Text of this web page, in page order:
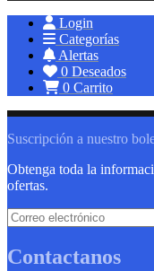
Login
Categorías
Alertas
0 Deseados
0 Carrito
Suscripción a nuestro
Obtenga toda la
ofertas.
Contactanos